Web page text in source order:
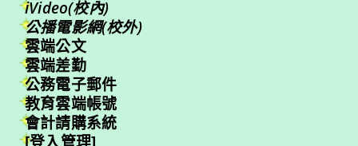
iVideo(校內)
公播電影網(校外)
雲端公文
雲端差勤
公務電子郵件
教育雲端帳號
會計請購系統